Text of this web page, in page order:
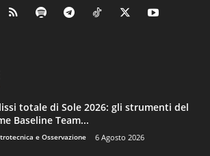
totale di Sole 2026: gli strumenti del
Baseline Team...
e Osservazione 6 Agosto 2026